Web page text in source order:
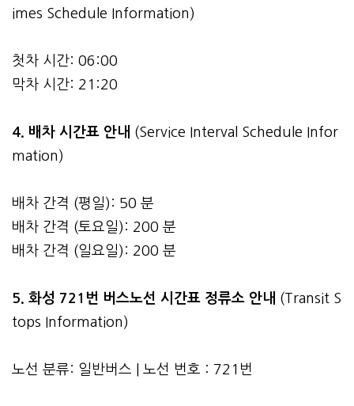
imes Schedule Information)
첫차 시간: 06:00
막차 시간: 21:20
4. 배차 시간표 안내 (Service Interval Schedule Infor
mation)
배차 간격 (평일): 50 분
배차 간격 (토요일): 200 분
배차 간격 (일요일): 200 분
5. 화성 721번 버스노선 시간표 정류소 안내 (Transit S
tops Information)
노선 분류: 일반버스 | 노선 번호 : 721번